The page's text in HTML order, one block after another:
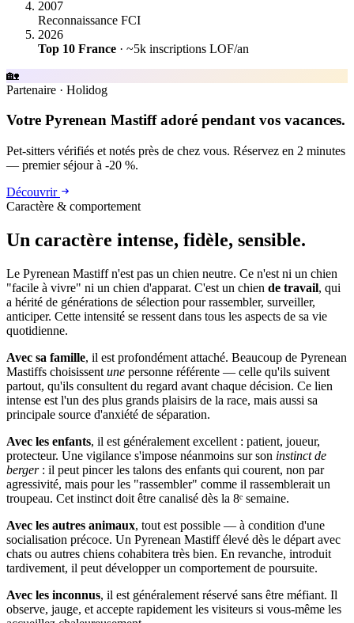
2007
Reconnaissance FCI
2026
Top 10 France · ~5k inscriptions LOF/an
🏡
Partenaire · Holidog
Votre Pyrenean Mastiff adoré pendant vos vacances.
Pet-sitters vérifiés et notés près de chez vous. Réservez en 2 minutes
— premier séjour à -20 %.
Découvrir
Caractère & comportement
Un caractère intense, fidèle, sensible.
Le Pyrenean Mastiff n'est pas un chien neutre. Ce n'est ni un chien
"facile à vivre" ni un chien d'apparat. C'est un chien de travail, qui
a hérité de générations de sélection pour rassembler, surveiller,
anticiper. Cette intensité se ressent dans tous les aspects de sa vie
quotidienne.
Avec sa famille, il est profondément attaché. Beaucoup de Pyrenean
Mastiffs choisissent une personne référente — celle qu'ils suivent
partout, qu'ils consultent du regard avant chaque décision. Ce lien
intense est l'un des plus grands plaisirs de la race, mais aussi sa
principale source d'anxiété de séparation.
Avec les enfants, il est généralement excellent : patient, joueur,
protecteur. Une vigilance s'impose néanmoins sur son instinct de
berger: il peut pincer les talons des enfants qui courent, non par
agressivité, mais pour les "rassembler" comme il rassemblerait un
troupeau. Cet instinct doit être canalisé dès la 8ᵉ semaine.
Avec les autres animaux, tout est possible — à condition d'une
socialisation précoce. Un Pyrenean Mastiff élevé dès le départ avec
chats ou autres chiens cohabitera très bien. En revanche, introduit
tardivement, il peut développer un comportement de poursuite.
Avec les inconnus, il est généralement réservé sans être méfiant. Il
observe, jauge, et accepte rapidement les visiteurs si vous-même les